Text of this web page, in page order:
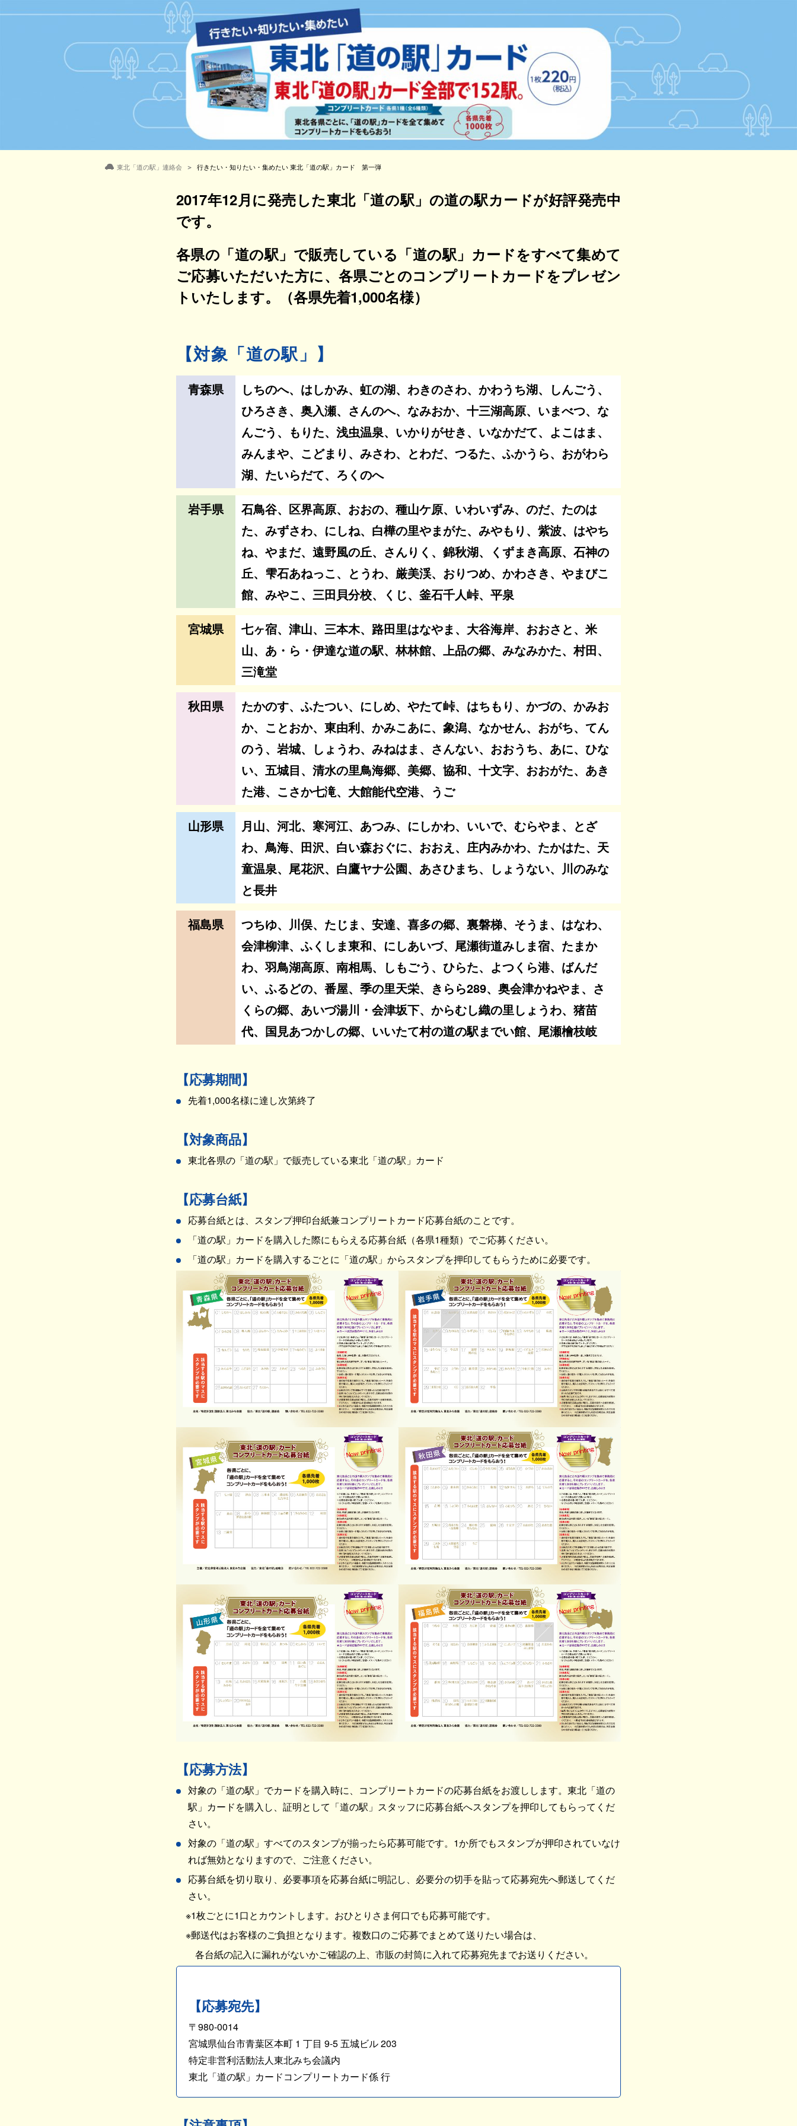
東北「道の駅」連絡会 行きたい・知りたい・集めたい 東北「道の駅」カード 第一弾
2017年12月に発売した東北「道の駅」の道の駅カードが好評発売中
です。
各県の「道の駅」で販売している「道の駅」カードをすべて集めて
ご応募いただいた方に、各県ごとのコンプリートカードをプレゼン
トいたします。（各県先着1,000名様）
【対象「道の駅」】
青森県
しちのへ、はしかみ、虹の湖、わきのさわ、かわうち湖、しんごう、
ひろさき、奥入瀬、さんのへ、なみおか、十三湖高原、いまべつ、な
んごう、もりた、浅虫温泉、いかりがせき、いなかだて、よこはま、
みんまや、こどまり、みさわ、とわだ、つるた、ふかうら、おがわら
湖、たいらだて、ろくのへ
岩手県
石鳥谷、区界高原、おおの、種山ケ原、いわいずみ、のだ、たのは
た、みずさわ、にしね、白樺の里やまがた、みやもり、紫波、はやち
ね、やまだ、遠野風の丘、さんりく、錦秋湖、くずまき高原、石神の
丘、雫石あねっこ、とうわ、厳美渓、おりつめ、かわさき、やまびこ
館、みやこ、三田貝分校、くじ、釜石千人峠、平泉
宮城県
七ヶ宿、津山、三本木、路田里はなやま、大谷海岸、おおさと、米
山、あ・ら・伊達な道の駅、林林館、上品の郷、みなみかた、村田、
三滝堂
秋田県
たかのす、ふたつい、にしめ、やたて峠、はちもり、かづの、かみお
か、ことおか、東由利、かみこあに、象潟、なかせん、おがち、てん
のう、岩城、しょうわ、みねはま、さんない、おおうち、あに、ひな
い、五城目、清水の里鳥海郷、美郷、協和、十文字、おおがた、あき
た港、こさか七滝、大館能代空港、うご
山形県
月山、河北、寒河江、あつみ、にしかわ、いいで、むらやま、とざ
わ、鳥海、田沢、白い森おぐに、おおえ、庄内みかわ、たかはた、天
童温泉、尾花沢、白鷹ヤナ公園、あさひまち、しょうない、川のみな
と長井
福島県
つちゆ、川俣、たじま、安達、喜多の郷、裏磐梯、そうま、はなわ、
会津柳津、ふくしま東和、にしあいづ、尾瀬街道みしま宿、たまか
わ、羽鳥湖高原、南相馬、しもごう、ひらた、よつくら港、ばんだ
い、ふるどの、番屋、季の里天栄、きらら289、奥会津かねやま、さ
くらの郷、あいづ湯川・会津坂下、からむし織の里しょうわ、猪苗
代、国見あつかしの郷、いいたて村の道の駅までい館、尾瀬檜枝岐
【応募期間】
先着1,000名様に達し次第終了
【対象商品】
東北各県の「道の駅」で販売している東北「道の駅」カード
【応募台紙】
応募台紙とは、スタンプ押印台紙兼コンプリートカード応募台紙のことです。
「道の駅」カードを購入した際にもらえる応募台紙（各県1種類）でご応募ください。
「道の駅」カードを購入するごとに「道の駅」からスタンプを押印してもらうために必要です。
【応募方法】
対象の「道の駅」でカードを購入時に、コンプリートカードの応募台紙をお渡しします。東北「道の
駅」カードを購入し、証明として「道の駅」スタッフに応募台紙へスタンプを押印してもらってくだ
さい。
対象の「道の駅」すべてのスタンプが揃ったら応募可能です。1か所でもスタンプが押印されていなけ
れば無効となりますので、ご注意ください。
応募台紙を切り取り、必要事項を応募台紙に明記し、必要分の切手を貼って応募宛先へ郵送してくだ
さい。
※1枚ごとに1口とカウントします。おひとりさま何口でも応募可能です。
※郵送代はお客様のご負担となります。複数口のご応募でまとめて送りたい場合は、
各台紙の記入に漏れがないかご確認の上、市販の封筒に入れて応募宛先までお送りください。
【応募宛先】
〒980-0014
宮城県仙台市青葉区本町 1 丁目 9-5 五城ビル 203
特定非営利活動法人東北みち会議内
東北「道の駅」カードコンプリートカード係 行